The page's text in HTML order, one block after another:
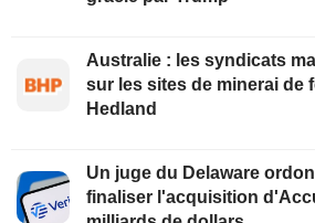
Australie : les syndicats
sur les sites de minerai de
Hedland
Un juge du Delaware
finaliser l'acquisition